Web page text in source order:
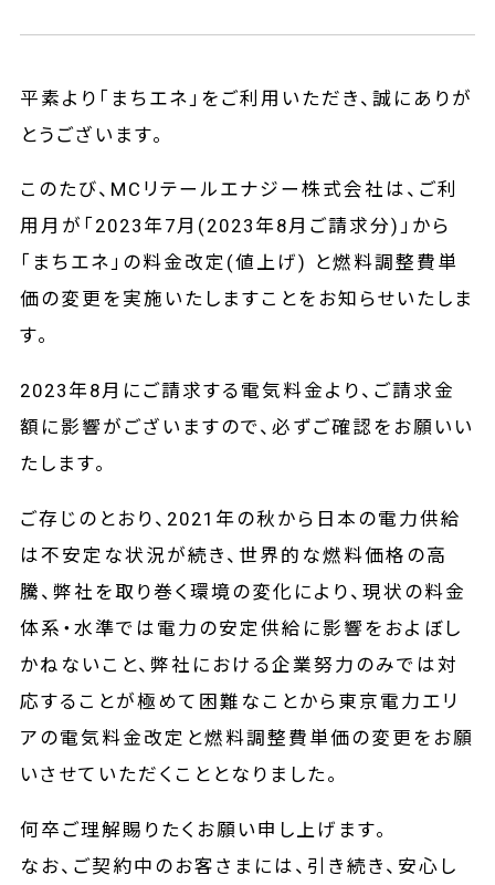
平素より「まちエネ」をご利用いただき、誠にありが
とうございます。
このたび、MCリテールエナジー株式会社は、ご利
用月が「2023年7月(2023年8月ご請求分)」から
「まちエネ」の料金改定(値上げ) と燃料調整費単
価の変更を実施いたしますことをお知らせいたしま
す。
2023年8月にご請求する電気料金より、ご請求金
額に影響がございますので、必ずご確認をお願いい
たします。
ご存じのとおり、2021年の秋から日本の電力供給
は不安定な状況が続き、世界的な燃料価格の高
騰、弊社を取り巻く環境の変化により、現状の料金
体系・水準では電力の安定供給に影響をおよぼし
かねないこと、弊社における企業努力のみでは対
応することが極めて困難なことから東京電力エリ
アの電気料金改定と燃料調整費単価の変更をお願
いさせていただくこととなりました。
何卒ご理解賜りたくお願い申し上げます。
なお、ご契約中のお客さまには、引き続き、安心し